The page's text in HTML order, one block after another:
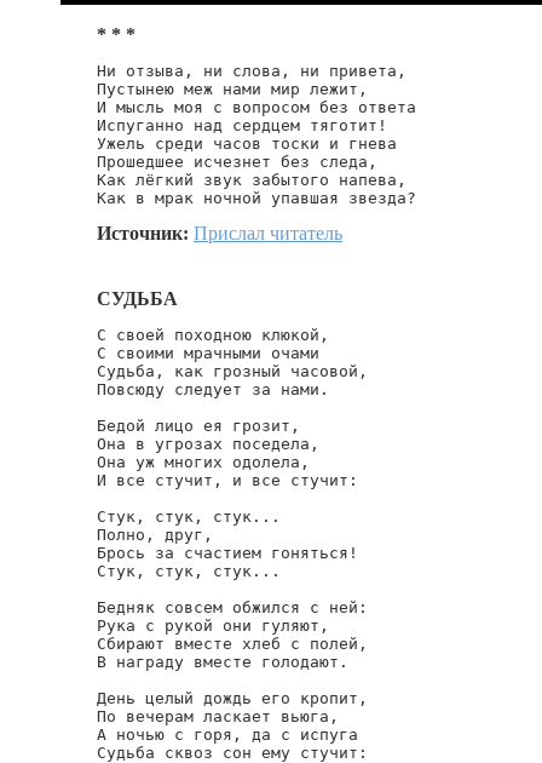
* * *
Ни отзыва, ни слова, ни привета,
Пустынею меж нами мир лежит,
И мысль моя с вопросом без ответа
Испуганно над сердцем тяготит!
Ужель среди часов тоски и гнева
Прошедшее исчезнет без следа,
Как лёгкий звук забытого напева,
Как в мрак ночной упавшая звезда?
Источник: Прислал читатель
СУДЬБА
С своей походною клюкой,
С своими мрачными очами
Судьба, как грозный часовой,
Повсюду следует за нами.
Бедой лицо ея грозит,
Она в угрозах поседела,
Она уж многих одолела,
И все стучит, и все стучит:
Стук, стук, стук...
Полно, друг,
Брось за счастием гоняться!
Стук, стук, стук...
Бедняк совсем обжился с ней:
Рука с рукой они гуляют,
Сбирают вместе хлеб с полей,
В награду вместе голодают.
День целый дождь его кропит,
По вечерам ласкает вьюга,
А ночью с горя, да с испуга
Судьба сквоз сон ему стучит: